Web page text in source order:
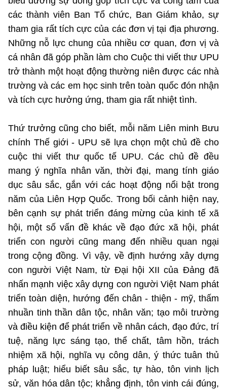
các thành viên Ban Tổ chức, Ban Giám khảo, sự
tham gia rất tích cực của các đơn vị tại địa phương.
Những nỗ lực chung của nhiều cơ quan, đơn vị và
cá nhân đã góp phần làm cho Cuộc thi viết thư UPU
trở thành một hoạt động thường niên được các nhà
trường và các em học sinh trên toàn quốc đón nhận
và tích cực hưởng ứng, tham gia rất nhiệt tình.
Thứ trưởng cũng cho biết, mỗi năm Liên minh Bưu
chính Thế giới - UPU sẽ lựa chọn một chủ đề cho
cuộc thi viết thư quốc tế UPU. Các chủ đề đều
mang ý nghĩa nhân văn, thời đại, mang tính giáo
dục sâu sắc, gắn với các hoạt động nổi bật trong
năm của Liên Hợp Quốc. Trong bối cảnh hiện nay,
bên cạnh sự phát triển đáng mừng của kinh tế xã
hội, một số vấn đề khác về đạo đức xã hội, phát
triển con người cũng mang đến nhiều quan ngại
trong cộng đồng. Vì vậy, về định hướng xây dựng
con người Việt Nam, từ Đại hội XII của Đảng đã
nhấn mạnh việc xây dựng con người Việt Nam phát
triển toàn diện, hướng đến chân - thiện - mỹ, thấm
nhuần tinh thần dân tộc, nhân văn; tạo môi trường
và điều kiện để phát triển về nhân cách, đạo đức, trí
tuệ, năng lực sáng tạo, thể chất, tâm hồn, trách
nhiệm xã hội, nghĩa vụ công dân, ý thức tuân thủ
pháp luật; hiểu biết sâu sắc, tự hào, tôn vinh lịch
sử, văn hóa dân tộc; khẳng định, tôn vinh cái đúng,